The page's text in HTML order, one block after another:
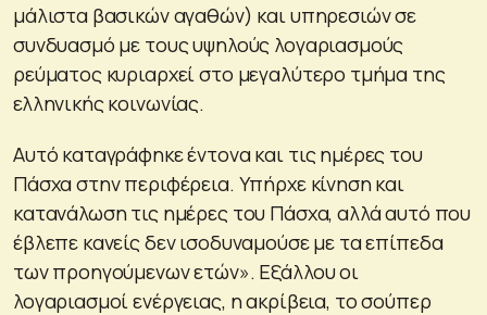
μάλιστα βασικών αγαθών) και υπηρεσιών σε
συνδυασμό με τους υψηλούς λογαριασμούς
ρεύματος κυριαρχεί στο μεγαλύτερο τμήμα της
ελληνικής κοινωνίας.
Αυτό καταγράφηκε έντονα και τις ημέρες του
Πάσχα στην περιφέρεια. Υπήρχε κίνηση και
κατανάλωση τις ημέρες του Πάσχα, αλλά αυτό που
έβλεπε κανείς δεν ισοδυναμούσε με τα επίπεδα
των προηγούμενων ετών». Εξάλλου οι
λογαριασμοί ενέργειας, η ακρίβεια, το σούπερ